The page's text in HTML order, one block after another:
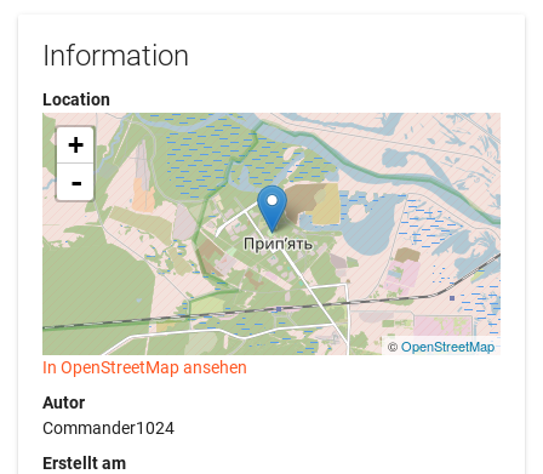
Information
Location
+
-
©OpenStreetMap
In OpenStreetMap ansehen
Autor
Commander1024
Erstellt am